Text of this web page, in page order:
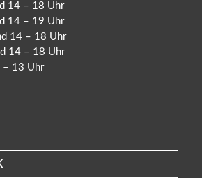
14 – 18 Uhr
14 – 19 Uhr
14 – 18 Uhr
14 – 18 Uhr
13 Uhr